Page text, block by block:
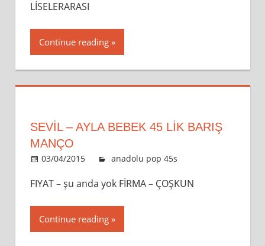
LİSELERARASI
Continue reading
SEVİL – AYLA BEBEK 45 LİK BARIŞ
MANÇO
03/04/2015 admin
anadolu pop 45s
FIYAT – şu anda yok FİRMA – ÇOŞKUN
Continue reading